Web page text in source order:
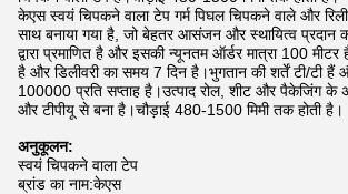
केएस स्वयं चिपकने वाला टेप गर्म पिघल चिपकने वाले और
साथ बनाया गया है, जो बेहतर आसंजन और स्थायित्व प्रदान
द्वारा प्रमाणित है और इसकी न्यूनतम ऑर्डर मात्रा 100
है और डिलीवरी का समय 7 दिन है।भुगतान की शर्तें टी/टी हैं
100000 प्रति सप्ताह है।उत्पाद रोल, शीट और पैकेजिंग के
और टीपीयू से बना है।चौड़ाई 480-1500 मिमी तक होती है।
अनुकूलन:
स्वयं चिपकने वाला टेप
ब्रांड का नाम:केएस